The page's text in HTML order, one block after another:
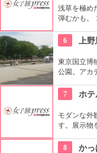
浅草を極め
弾むかも。
好評だとか
6 上
東京国立博
公園。アカ
7
ホ
モダンな外
す。展示物
が出るこ
8 かっ